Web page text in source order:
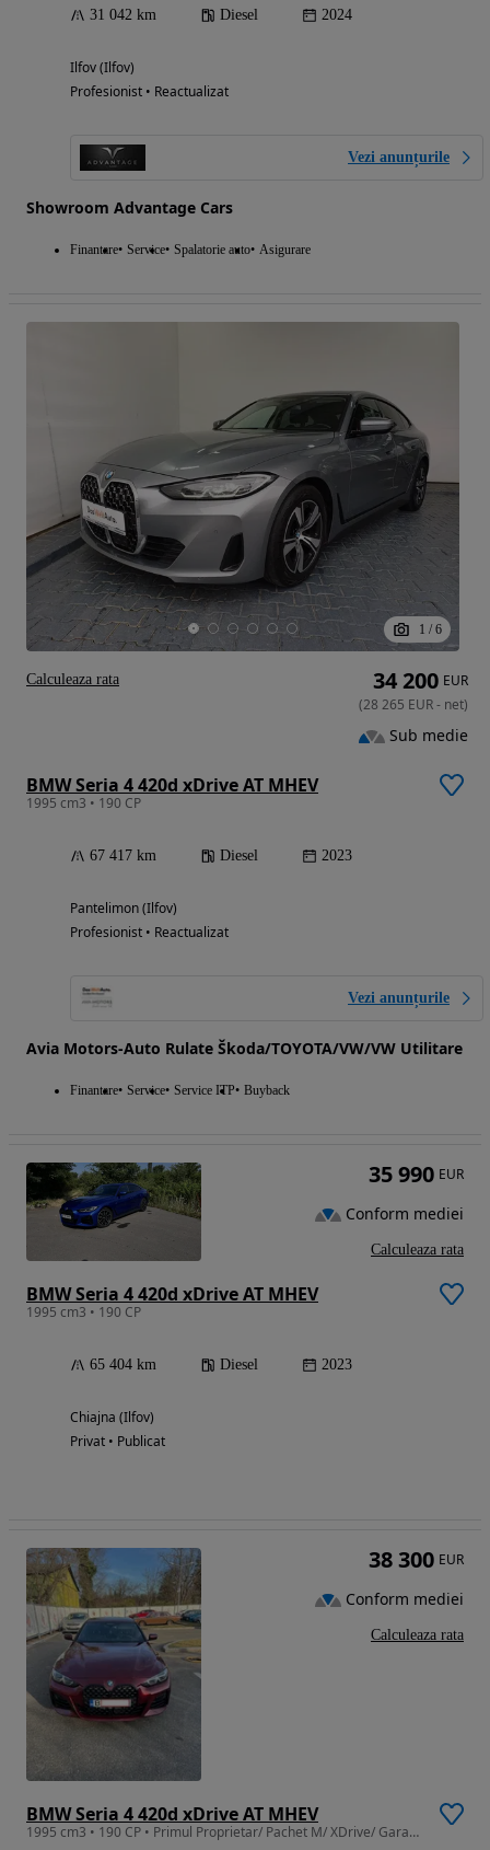
31 042 km Diesel 2024
Ilfov (Ilfov)
Profesionist • Reactualizat
Vezi anunțurile
Showroom Advantage Cars
Finantare Service Spalatorie auto Asigurare
1 / 6
BMW Seria 4 420d xDrive AT MHEV
1995 cm3 • 190 CP
67 417 km Diesel 2023
Pantelimon (Ilfov)
Profesionist • Reactualizat
Vezi anunțurile
Avia Motors-Auto Rulate Škoda/TOYOTA/VW/VW Utilitare
Finantare Service Service ITP Buyback
34 200 EUR
(28 265 EUR- net)
Sub medie
Calculeaza rata
BMW Seria 4 420d xDrive AT MHEV
1995 cm3 • 190 CP
65 404 km Diesel 2023
Chiajna (Ilfov)
Privat • Publicat
35 990 EUR
Conform mediei
Calculeaza rata
BMW Seria 4 420d xDrive AT MHEV
1995 cm3 • 190 CP • Primul Proprietar/ Pachet M/ XDrive/ Garantie/ Camera 360/
38 300 EUR
Conform mediei
Calculeaza rata